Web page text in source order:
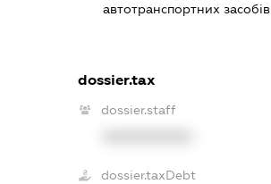
автотранспортних засобів
dossier.tax
dossier.staff
dossier.taxDebt